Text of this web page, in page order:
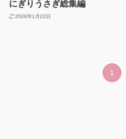
にぎりうさぎ総集編
2026年1月22日
1